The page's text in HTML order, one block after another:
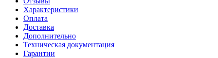
Характеристики
Оплата
Доставка
Дополнительно
Техническая документация
Гарантии